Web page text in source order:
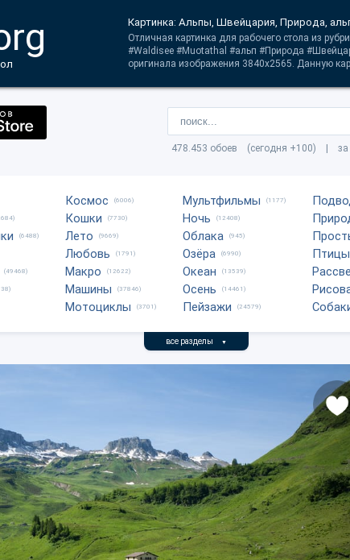
Картинка: Альпы, Швейцария, Природа,
Отличная картинка для рабочего стола из
#Waldisee #Muotathal #альп #Природа
оригинала изображения 3840x2565. Данную
478.453 обоев (сегодня +100) | за
(6488)
(49468)
Космос (6006)
Кошки (7730)
Лето (9669)
Любовь (1791)
Макро (12622)
Машины (37846)
Мотоциклы (3701)
Мультфильмы (1177)
Ночь (12408)
Облака (945)
Озёра (6990)
Океан (13539)
Осень (14461)
Пейзажи (24579)
Птицы
все разделы ▼